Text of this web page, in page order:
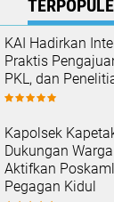
KAI Hadirkan
Praktis
PKL, dan
Kapolsek
Dukungan
Aktifkan
Pegagan Kidul